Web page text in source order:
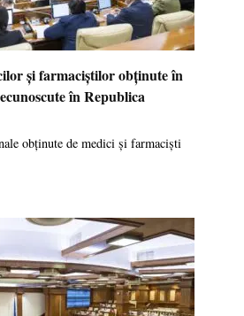
și farmaciștilor obținute în
în Republica
obținute de medici și farmaciști